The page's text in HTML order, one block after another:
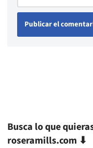
Busca lo que
roseramills.com ⬇